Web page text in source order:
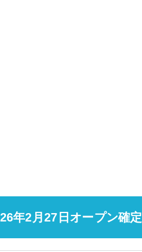
年2月27日オープン確定